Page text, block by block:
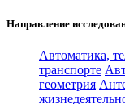
Направление
Автоматика,
транспорте
геометрия